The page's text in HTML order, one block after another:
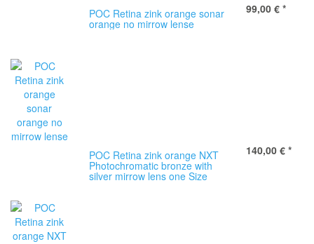
POC Retina zink orange sonar
orange no mirrow lense
99,00 € *
POC Retina zink orange NXT
Photochromatic bronze with
silver mirrow lens one Size
140,00 € *